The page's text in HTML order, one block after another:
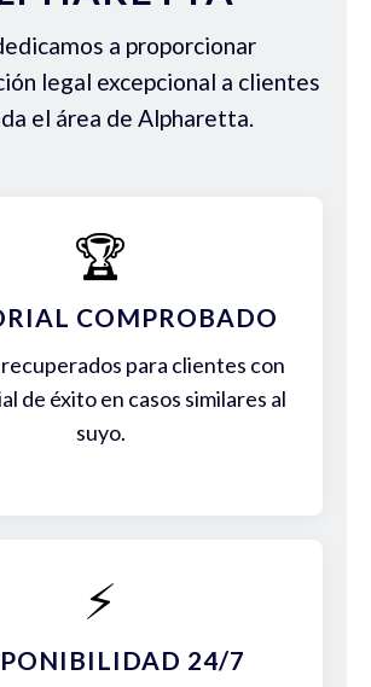
a proporcionar
legal excepcional a clientes
el área de Alpharetta.
🏆
COMPROBADO
para clientes con
de éxito en casos similares al
suyo.
⚡
24/7